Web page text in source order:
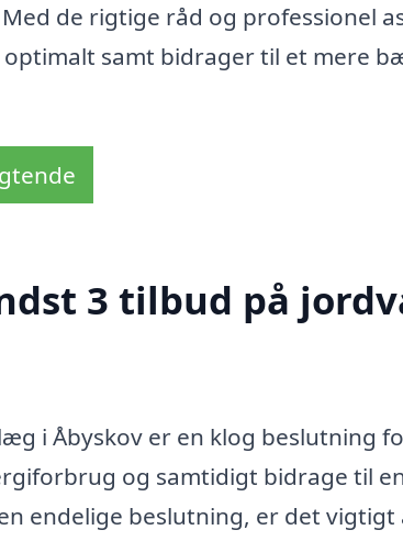
de rigtige råd og professionel
samt bidrager til et mere
3 tilbud på
i Åbyskov er en klog beslutning
og samtidigt bidrage til
endelige beslutning, er det